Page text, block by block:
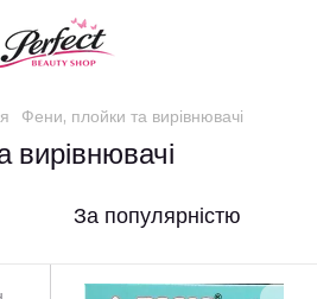
Фени, плойки та вирівнювачі
вирівнювачі
За популярністю